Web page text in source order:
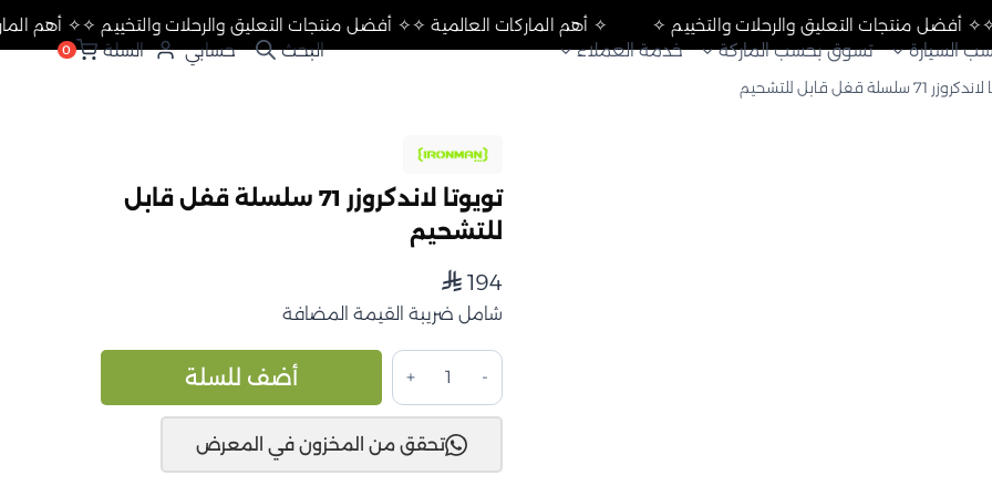
السيارة تسوق بحسب الماركة خدمة العملاء حسابي السلة 0
✧✧ أفضل منتجات التعليق والرحلات والتخييم ✧ ✧ أهم الماركات العالمية ✧ ✧ أفضل منتجات التعليق والرحلات والتخييم ✧ ✧
71 سلسلة قفل قابل للتشحيم
تويوتا لاندكروزر 71 سلسلة قفل قابل
للتشحيم
⃁ 194
شامل ضريبة القيمة المضافة
كمية
تويوتا
لاندكروزر
سلسلة
أضف للسلة
تحقق من المخزون في المعرض